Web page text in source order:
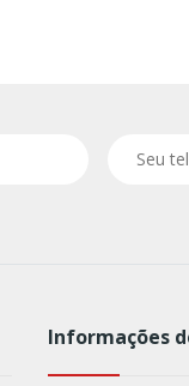
Informações